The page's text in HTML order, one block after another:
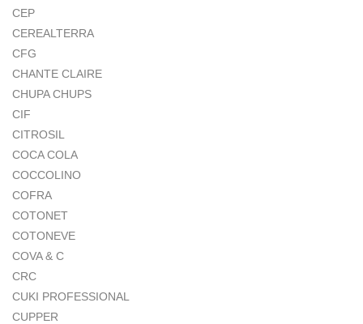
CEP
CEREALTERRA
CFG
CHANTE CLAIRE
CHUPA CHUPS
CIF
CITROSIL
COCA COLA
COCCOLINO
COFRA
COTONET
COTONEVE
COVA & C
CRC
CUKI PROFESSIONAL
CUPPER